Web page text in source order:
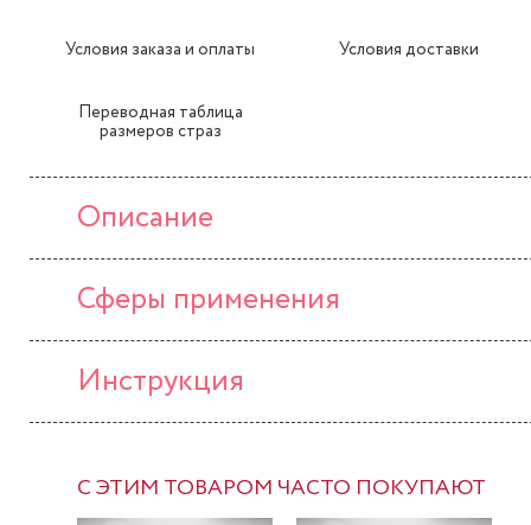
Условия заказа и оплаты Условия доставки
Переводная таблица
размеров страз
Описание
Сферы применения
Инструкция
С ЭТИМ ТОВАРОМ ЧАСТО ПОКУПАЮТ